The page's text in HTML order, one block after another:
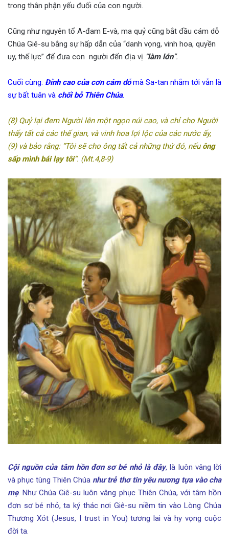
trong thân phận yếu đuối của con người.
Cũng như nguyên tổ A-đam E-và, ma quỷ cũng bắt đầu cám dỗ
Chúa Giê-su bằng sự hấp dẫn của “danh vọng, vinh hoa, quyền
uy, thế lực” để đưa con người đến địa vị “làm lớn”.
Cuối cùng. Đỉnh cao của cơn cám dỗmà Sa-tan nhắm tới vẫn là
sự bất tuân và chối bỏ Thiên Chúa.
(8) Quỷ lại đem Người lên một ngọn núi cao, và chỉ cho Người
thấy tất cả các thế gian, và vinh hoa lợi lộc của các nước ấy,
(9) và bảo rằng: “Tôi sẽ cho ông tất cả những thứ đó, nếuông
sấp mình bái lạy tôi“. (Mt.4,8-9)
Cội nguồn của tâm hồn đơn sơ bé nhỏ là đây, là luôn vâng lời
và phục tùng Thiên Chúa như trẻ thơ tin yêu nương tựa vào cha
mẹ. Như Chúa Giê-su luôn vâng phục Thiên Chúa, với tâm hồn
đơn sơ bé nhỏ, ta ký thác nơi Giê-su niềm tin vào Lòng Chúa
Thương Xót (Jesus, I trust in You) tương lai và hy vọng cuộc
đời ta.